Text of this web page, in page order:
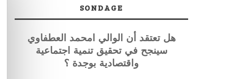
SONDAGE
هل تعتقد أن الوالي امحمد العطفاوي
سينجح في تحقيق تنمية اجتماعية
واقتصادية بوجدة ؟